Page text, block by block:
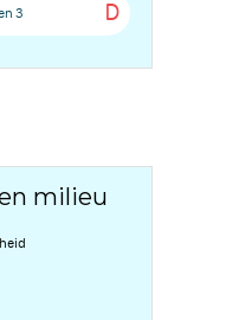
D
3
milieu